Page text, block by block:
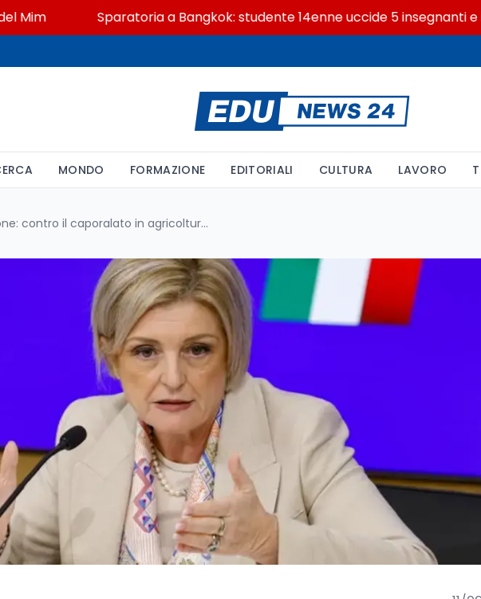
Sparatoria a Bangkok: studente 14enne uccide 5 insegnanti e i
MONDO FORMAZIONE EDITORIALI CULTURA LAVORO
Calderone: contro il caporalato in agricoltura ispezioni più che raddoppiate dal 2023